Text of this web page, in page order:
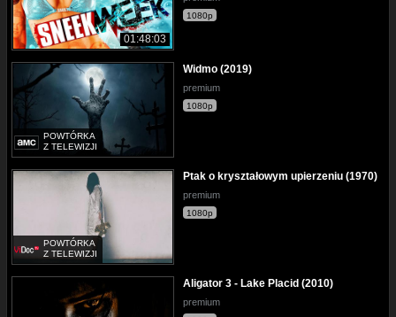
01:48:03
1080p
POWTÓRKA
Z TELEWIZJI
Widmo (2019)
premium
1080p
POWTÓRKA
Z TELEWIZJI
Ptak o kryształowym upierzeniu (1970)
premium
1080p
Aligator 3 - Lake Placid (2010)
premium